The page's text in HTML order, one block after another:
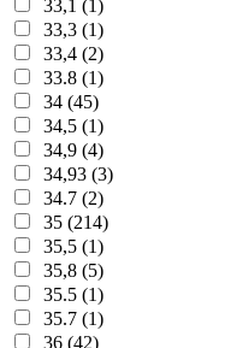
33,1 (1)
33,3 (1)
33,4 (2)
33.8 (1)
34 (45)
34,5 (1)
34,9 (4)
34,93 (3)
34.7 (2)
35 (214)
35,5 (1)
35,8 (5)
35.5 (1)
35.7 (1)
36 (42)